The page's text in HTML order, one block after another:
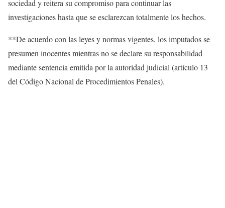
sociedad y reitera su compromiso para continuar las
investigaciones hasta que se esclarezcan totalmente los hechos.
**De acuerdo con las leyes y normas vigentes, los imputados se
presumen inocentes mientras no se declare su responsabilidad
mediante sentencia emitida por la autoridad judicial (artículo 13
del Código Nacional de Procedimientos Penales).